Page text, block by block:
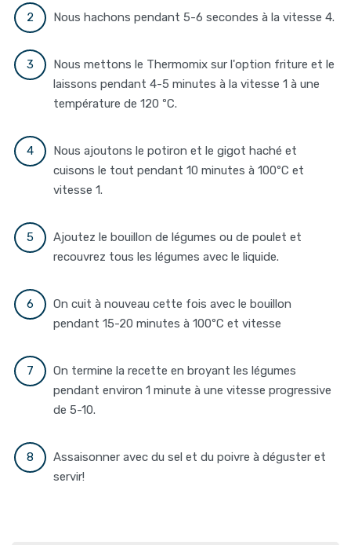
Nous hachons pendant 5-6 secondes à la vitesse 4.
Nous mettons le Thermomix sur l'option friture et le
laissons pendant 4-5 minutes à la vitesse 1 à une
température de 120 ºC.
Nous ajoutons le potiron et le gigot haché et
cuisons le tout pendant 10 minutes à 100ºC et
vitesse 1.
Ajoutez le bouillon de légumes ou de poulet et
recouvrez tous les légumes avec le liquide.
On cuit à nouveau cette fois avec le bouillon
pendant 15-20 minutes à 100ºC et vitesse
On termine la recette en broyant les légumes
pendant environ 1 minute à une vitesse progressive
de 5-10.
Assaisonner avec du sel et du poivre à déguster et
servir!